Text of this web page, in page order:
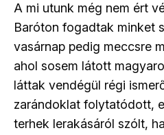
A mi utunk még nem ért
Baróton fogadtak minket
vasárnap pedig meccsre
ahol sosem látott
láttak vendégül régi
zarándoklat folytatódott,
terhek lerakásáról szólt,